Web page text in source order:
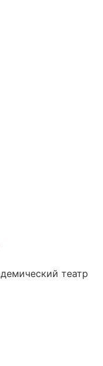
театр